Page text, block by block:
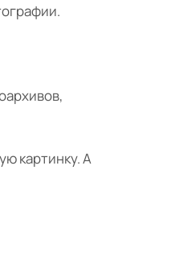
картинку. А